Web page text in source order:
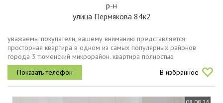
р-н
улица Пермякова 84к2
уважаемы покупатели, вашему вниманию представляется
просторная квартира в одном из самых популярных районов
города 3 тюменский микрорайон. квартира полностью
оборудована мебелью и бытовой техникой, все что видите на
фото остается после продажи и...
В избранное